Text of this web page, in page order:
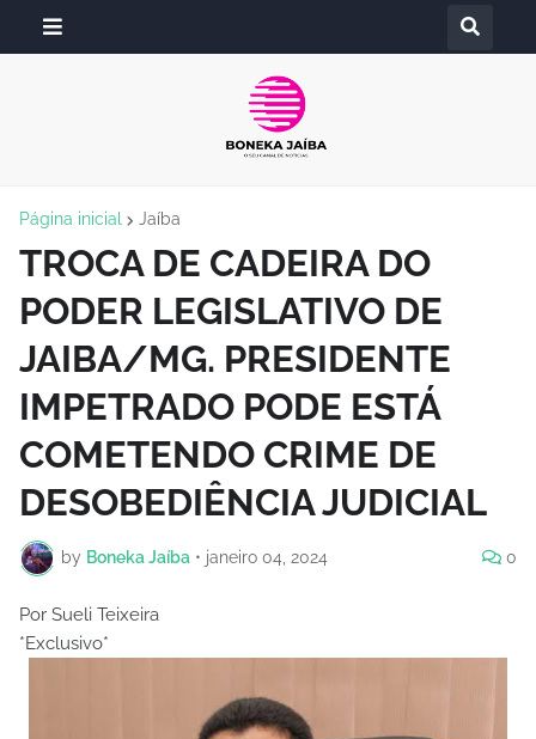
Página inicial Jaíba
TROCA DE CADEIRA DO
PODER LEGISLATIVO DE
JAIBA/MG. PRESIDENTE
IMPETRADO PODE ESTÁ
COMETENDO CRIME DE
DESOBEDIÊNCIA JUDICIAL
by Boneka Jaíba • janeiro 04, 2024 0
Por Sueli Teixeira
*Exclusivo*